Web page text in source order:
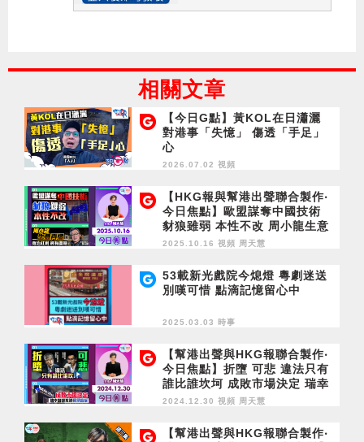
相關文章
【今日G點】黃KOL在日瀟灑
對港事「失憶」 傷透「手足」
心
2026.07.02 視頻
【HKG報與幫港出聲聯合製作‧
今日焦點】歐盟謀奪中國技術
豺狼雖弱 本性不改 周小龍生意
再摺 政治紅利終有盡時
2025.10.16 視頻 周天慧
53載新光戲院今熄燈 粵劇迷送
別嘆可惜 點滴記憶留心中
2025.03.03 時事
【幫港出聲與HKG報聯合製作‧
今日焦點】折墮 可悲 違法只有
誰比誰坎坷 成敗市場決定 瑞幸
咖啡攻港毋須盲反
2024.12.30 視頻 周天慧
【幫港出聲與HKG報聯合製作‧